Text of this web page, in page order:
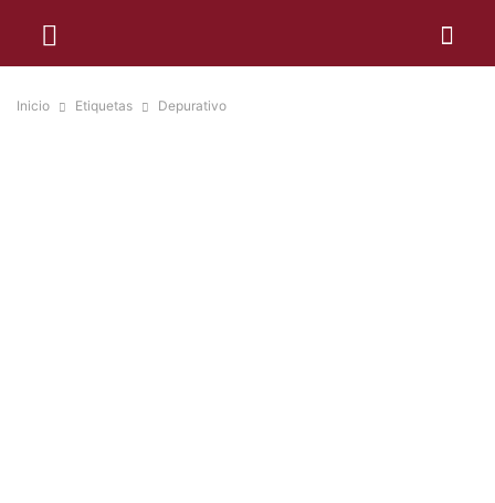
Inicio Etiquetas Depurativo